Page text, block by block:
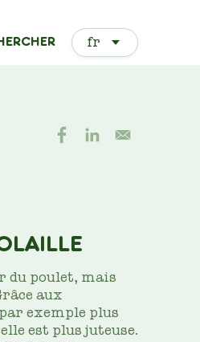
Select
your
du poulet, mais
aux
exemple plus
est plus juteuse.